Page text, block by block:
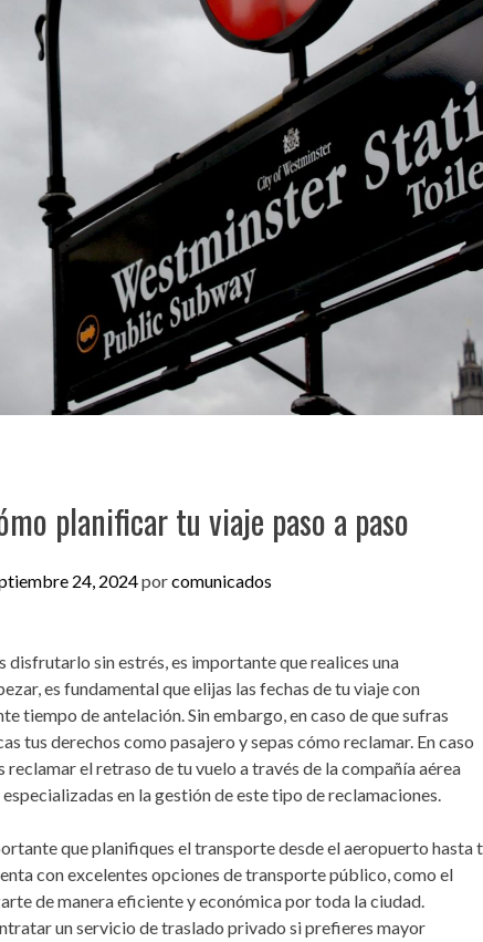
planificar tu viaje paso a paso
24, 2024porcomunicados
disfrutarlo sin estrés, es importante que realices una
es fundamental que elijas las fechas de tu viaje con
tiempo de antelación. Sin embargo, en caso de que sufras
tus derechos como pasajero y sepas cómo reclamar. En caso
reclamar el retraso de tu vuelo a través de la compañía aérea
en la gestión de este tipo de reclamaciones.
que planifiques el transporte desde el aeropuerto hasta
con excelentes opciones de transporte público, como el
de manera eficiente y económica por toda la ciudad.
un servicio de traslado privado si prefieres mayor